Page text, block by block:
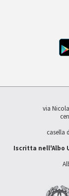
via
casella
Iscritta nell'Albo